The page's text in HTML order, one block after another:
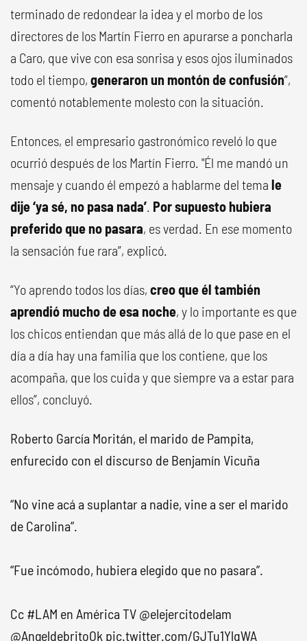
terminado de redondear la idea y el morbo de los
directores de los Martín Fierro en apurarse a poncharla
a Caro, que vive con esa sonrisa y esos ojos iluminados
todo el tiempo, generaron un montón de confusión”,
comentó notablemente molesto con la situación.
Entonces, el empresario gastronómico reveló lo que
ocurrió después de los Martín Fierro. "Él me mandó un
mensaje y cuando él empezó a hablarme del tema le
dije ‘ya sé, no pasa nada’. Por supuesto hubiera
preferido que no pasara, es verdad. En ese momento
la sensación fue rara”, explicó.
“Yo aprendo todos los días, creo que él también
aprendió mucho de esa noche, y lo importante es que
los chicos entiendan que más allá de lo que pase en el
día a día hay una familia que los contiene, que los
acompaña, que los cuida y que siempre va a estar para
ellos”, concluyó.
Roberto García Moritán, el marido de Pampita,
enfurecido con el discurso de Benjamín Vicuña
“No vine acá a suplantar a nadie, vine a ser el marido
de Carolina”.
“Fue incómodo, hubiera elegido que no pasara”.
Cc #LAM en América TV @elejercitodelam
@AngeldebritoOk pic.twitter.com/GJTu1YlqWA